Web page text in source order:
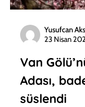
Yusufcan
23 Nisan
Van
Adası,
süslendi